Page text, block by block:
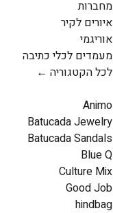
מחברות
איורים לקיר
אוריגמי
מעמדים לכלי כתיבה
לכל הקטגוריה ←
Animo
Batucada Jewelry
Batucada Sandals
Blue Q
Culture Mix
Good Job
hindbag